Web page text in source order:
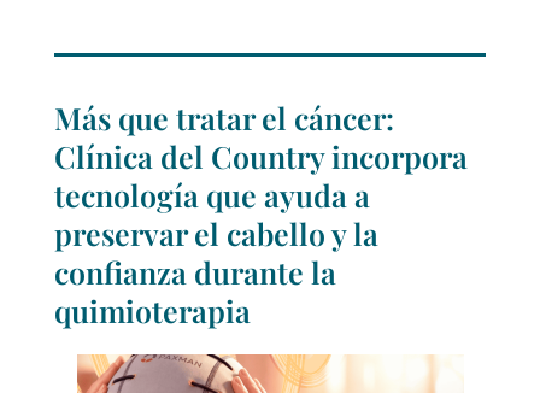
Más que tratar el cáncer:
Clínica del Country incorpora
tecnología que ayuda a
preservar el cabello y la
confianza durante la
quimioterapia